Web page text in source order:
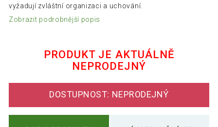
vyžadují zvláštní organizaci a uchování.
Zobrazit podrobnější popis
PRODUKT JE AKTUÁLNĚ
NEPRODEJNÝ
DOSTUPNOST: NEPRODEJNÝ